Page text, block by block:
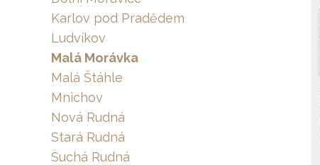
Karlov pod Pradědem
Ludvíkov
Malá Morávka
Malá Štáhle
Mnichov
Nová Rudná
Stará Rudná
Suchá Rudná